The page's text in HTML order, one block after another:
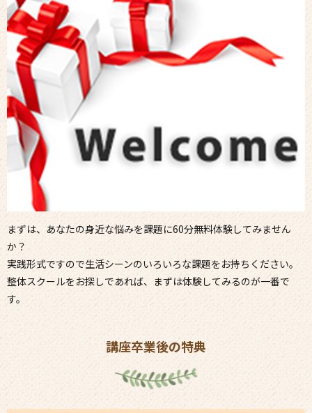
まずは、あなたの身近な悩みを課題に60分無料体験してみません
か？
実践形式ですので生活シーンのいろいろな課題をお持ちください。
整体スクールをお探しであれば、まずは体験してみるのが一番で
す。
講座卒業後の特典